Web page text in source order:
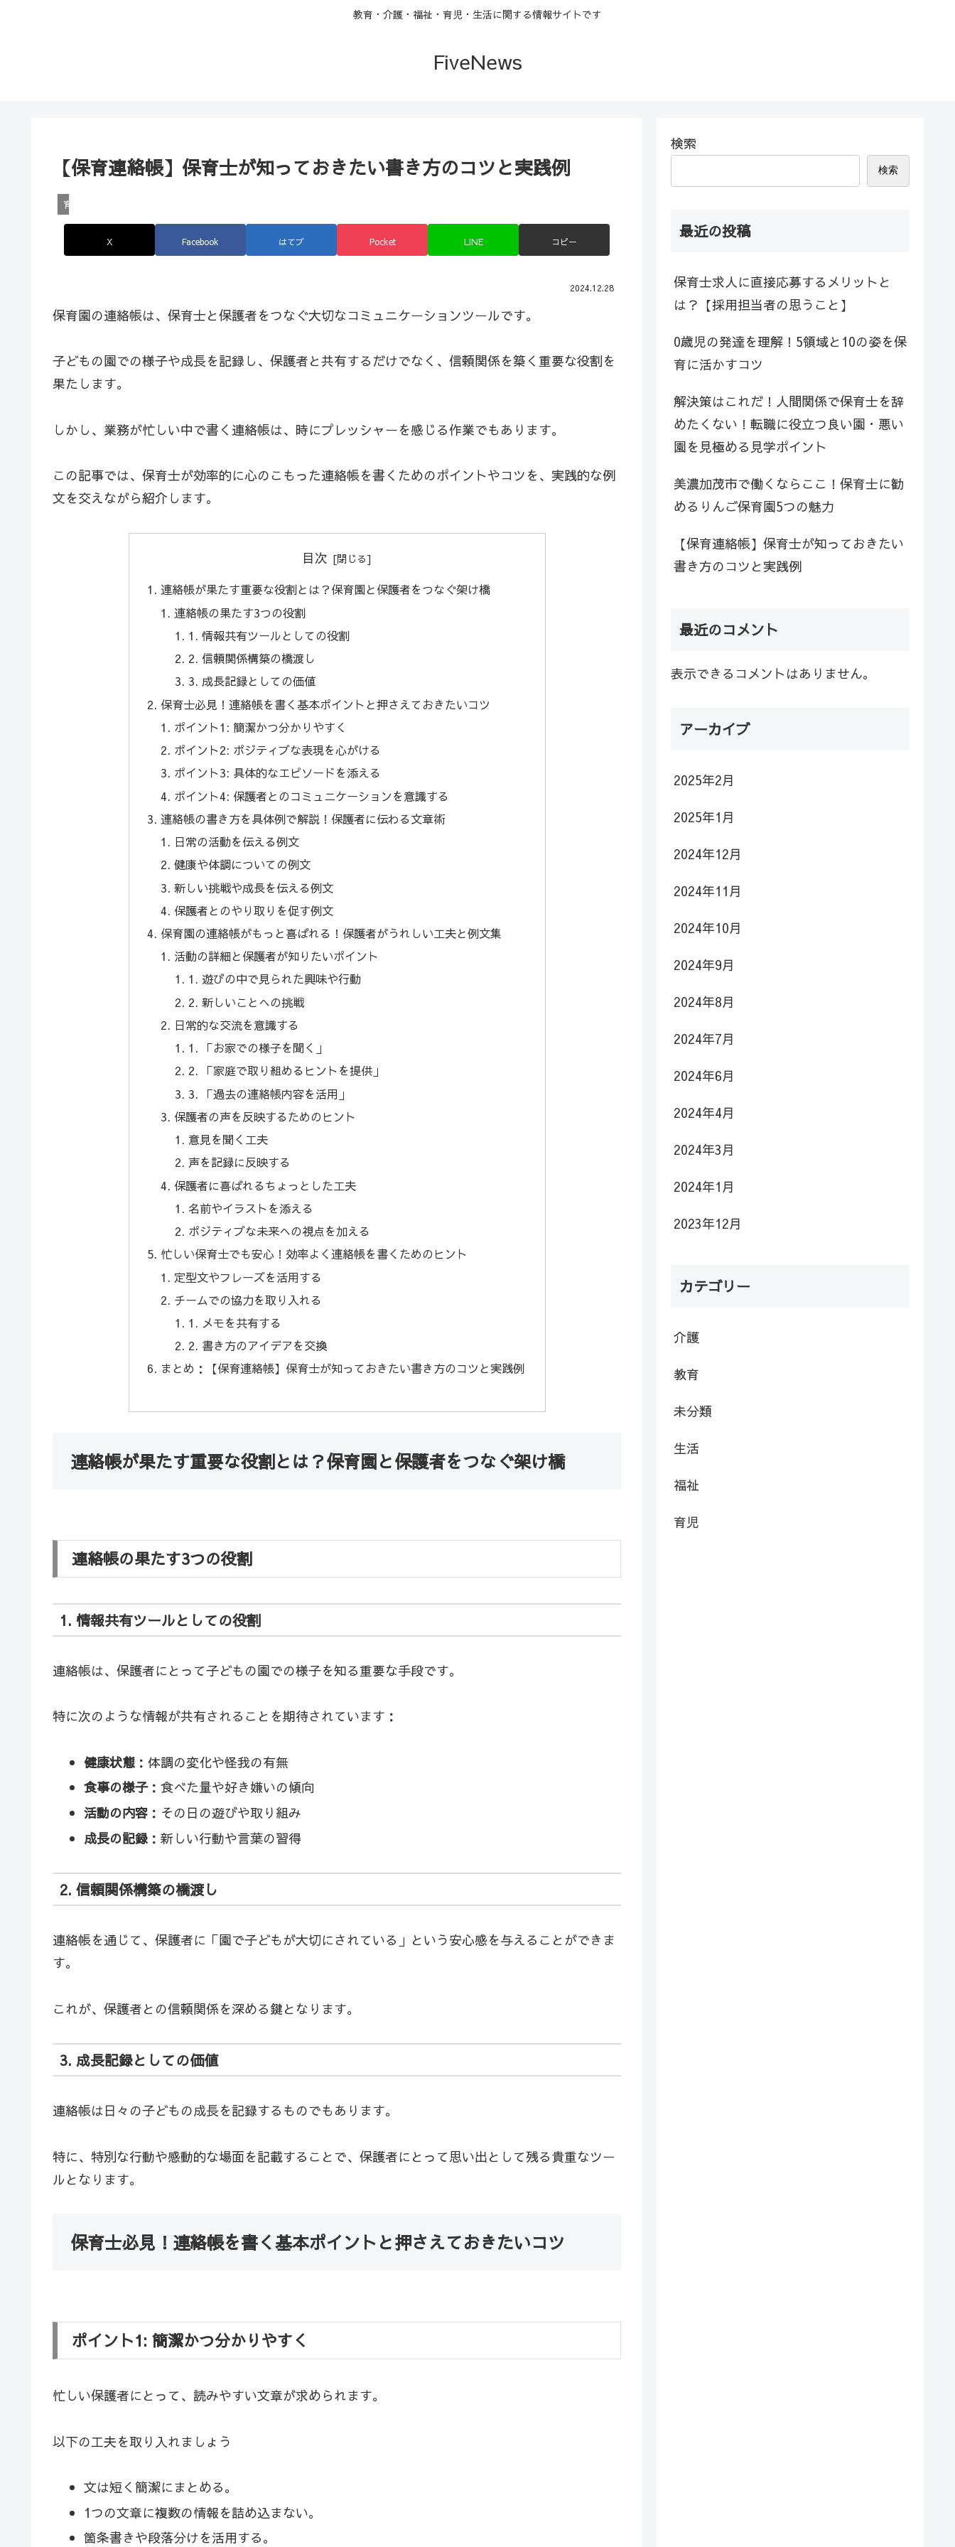
教育・介護・福祉・育児・生活に関する情報サイトです
FiveNews
【保育連絡帳】保育士が知っておきたい書き方のコツと実践例
育児
X Facebook はてブ Pocket LINE コピー
2024.12.28
保育園の連絡帳は、保育士と保護者をつなぐ大切なコミュニケーションツールです。
子どもの園での様子や成長を記録し、保護者と共有するだけでなく、信頼関係を築く重要な役割を
果たします。
しかし、業務が忙しい中で書く連絡帳は、時にプレッシャーを感じる作業でもあります。
この記事では、保育士が効率的に心のこもった連絡帳を書くためのポイントやコツを、実践的な例
文を交えながら紹介します。
目次
連絡帳が果たす重要な役割とは？保育園と保護者をつなぐ架け橋
連絡帳の果たす3つの役割
1. 情報共有ツールとしての役割
2. 信頼関係構築の橋渡し
3. 成長記録としての価値
保育士必見！連絡帳を書く基本ポイントと押さえておきたいコツ
ポイント1: 簡潔かつ分かりやすく
ポイント2: ポジティブな表現を心がける
ポイント3: 具体的なエピソードを添える
ポイント4: 保護者とのコミュニケーションを意識する
連絡帳の書き方を具体例で解説！保護者に伝わる文章術
日常の活動を伝える例文
健康や体調についての例文
新しい挑戦や成長を伝える例文
保護者とのやり取りを促す例文
保育園の連絡帳がもっと喜ばれる！保護者がうれしい工夫と例文集
活動の詳細と保護者が知りたいポイント
1. 遊びの中で見られた興味や行動
2. 新しいことへの挑戦
日常的な交流を意識する
1. 「お家での様子を聞く」
2. 「家庭で取り組めるヒントを提供」
3. 「過去の連絡帳内容を活用」
保護者の声を反映するためのヒント
意見を聞く工夫
声を記録に反映する
保護者に喜ばれるちょっとした工夫
名前やイラストを添える
ポジティブな未来への視点を加える
忙しい保育士でも安心！効率よく連絡帳を書くためのヒント
定型文やフレーズを活用する
チームでの協力を取り入れる
1. メモを共有する
2. 書き方のアイデアを交換
まとめ：【保育連絡帳】保育士が知っておきたい書き方のコツと実践例
連絡帳が果たす重要な役割とは？保育園と保護者をつなぐ架け橋
連絡帳の果たす3つの役割
1. 情報共有ツールとしての役割
連絡帳は、保護者にとって子どもの園での様子を知る重要な手段です。
特に次のような情報が共有されることを期待されています：
健康状態：体調の変化や怪我の有無
食事の様子：食べた量や好き嫌いの傾向
活動の内容：その日の遊びや取り組み
成長の記録：新しい行動や言葉の習得
2. 信頼関係構築の橋渡し
連絡帳を通じて、保護者に「園で子どもが大切にされている」という安心感を与えることができま
す。
これが、保護者との信頼関係を深める鍵となります。
3. 成長記録としての価値
連絡帳は日々の子どもの成長を記録するものでもあります。
特に、特別な行動や感動的な場面を記載することで、保護者にとって思い出として残る貴重なツー
ルとなります。
保育士必見！連絡帳を書く基本ポイントと押さえておきたいコツ
ポイント1: 簡潔かつ分かりやすく
忙しい保護者にとって、読みやすい文章が求められます。
以下の工夫を取り入れましょう
文は短く簡潔にまとめる。
1つの文章に複数の情報を詰め込まない。
箇条書きや段落分けを活用する。
検索
検索
最近の投稿
保育士求人に直接応募するメリットと
は？【採用担当者の思うこと】
0歳児の発達を理解！5領域と10の姿を保
育に活かすコツ
解決策はこれだ！人間関係で保育士を辞
めたくない！転職に役立つ良い園・悪い
園を見極める見学ポイント
美濃加茂市で働くならここ！保育士に勧
めるりんご保育園5つの魅力
【保育連絡帳】保育士が知っておきたい
書き方のコツと実践例
最近のコメント
表示できるコメントはありません。
アーカイブ
2025年2月
2025年1月
2024年12月
2024年11月
2024年10月
2024年9月
2024年8月
2024年7月
2024年6月
2024年4月
2024年3月
2024年1月
2023年12月
カテゴリー
介護
教育
未分類
生活
福祉
育児